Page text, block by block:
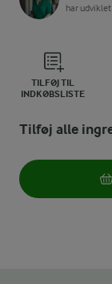
har
TILFØJ TIL
INDKØBSLISTE
Tilføj alle